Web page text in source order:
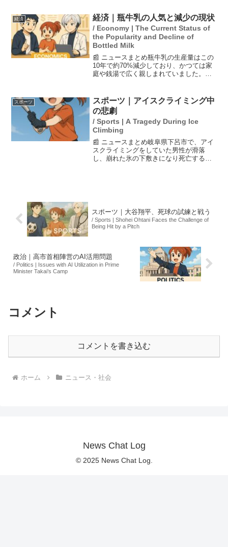
し、約8割が心的外傷後ストレス障害
（PTSD）の可能性が...
経済 経済｜瓶牛乳の人気と減少の現状
/ Economy | The Current Status of
the Popularity and Decline of
Bottled Milk
📰 ニュースまとめ瓶牛乳の生産量はこの
10年で約70%減少しており、かつては家
庭や銭湯で広く親しまれていました。し
り、地方の乳業によって支えられていま
す。紙パックの普及...
スポーツ
スポーツ｜アイスクライミング中
の悲劇
/ Sports | A Tragedy During Ice
Climbing
📰 ニュースまとめ岐阜県下呂市で、アイ
スクライミングをしていた男性が滑落
し、崩れた氷の下敷きになり死亡する事
スポーツ｜大谷翔平、死球の試練と戦う
/ Sports | Shohei Ohtani Faces the Challenge of
Being Hit by a Pitch
政治｜高市首相陣営のAI活用問題
/ Politics | Issues with AI Utilization in Prime
Minister Takai’s Camp
コメント
コメントを書き込む
ホーム ニュース・社会
News Chat Log
© 2025 News Chat Log.